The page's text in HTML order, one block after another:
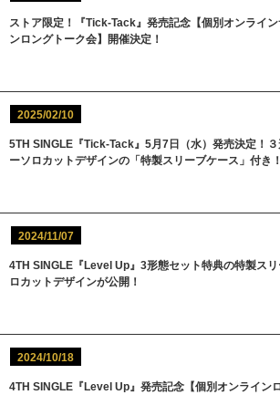
ストア限定！『Tick-Tack』発売記念【個別オンライ
ンロングトーク会】開催決定！
2025/02/10
5TH SINGLE『Tick-Tack』5月7日（水）発売決定！
ーソロカットデザインの「特製スリーブケース」付き！
2024/11/07
4TH SINGLE『Level Up』3形態セット特典の特製ス
ロカットデザインが公開！
2024/10/18
4TH SINGLE『Level Up』発売記念【個別オンライン